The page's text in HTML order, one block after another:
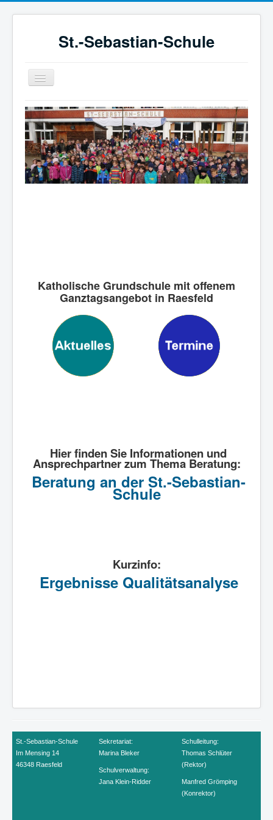
St.-Sebastian-Schule
Navigation
an/aus
STARTSEITE
SCHULE
SCHULLEBEN
BETREUUNG
Katholische Grundschule mit offenem
Ganztagsangebot in Raesfeld
Hier finden Sie Informationen und
Ansprechpartner zum Thema Beratung:
Beratung an der St.-Sebastian-
Schule
Kurzinfo:
Ergebnisse Qualitätsanalyse
St.-Sebastian-Schule
Im Mensing 14
46348 Raesfeld
Sekretariat:
Marina Bleker
Schulverwaltung:
Jana Klein-Ridder
Schulleitung:
Thomas Schlüter
(Rektor)
Manfred Grömping
(Konrektor)